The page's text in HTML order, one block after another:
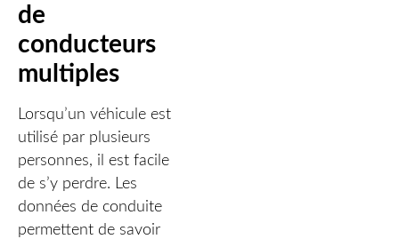
de
conducteurs
multiples
Lorsqu’un véhicule est
utilisé par plusieurs
personnes, il est facile
de s’y perdre. Les
données de conduite
permettent de savoir